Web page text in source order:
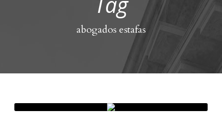
abogados estafas